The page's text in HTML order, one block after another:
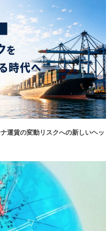
運賃の変動リスクへの新しいヘッ